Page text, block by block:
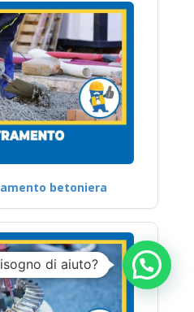
betoniera
di aiuto?